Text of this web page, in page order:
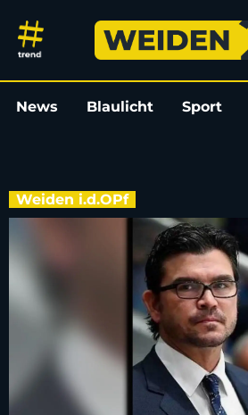
Podcast
News Blaulicht Sport
Weiden i.d.OPf